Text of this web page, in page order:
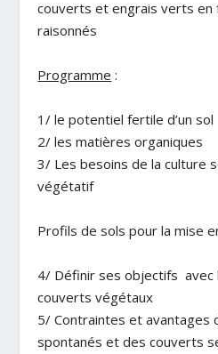
couverts et engrais verts en
raisonnés
Programme :
1/ le potentiel fertile d’un sol
2/ les matières organiques
3/ Les besoins de la culture
végétatif
Profils de sols pour la mise
4/ Définir ses objectifs avec
couverts végétaux
5/ Contraintes et avantages
spontanés et des couverts